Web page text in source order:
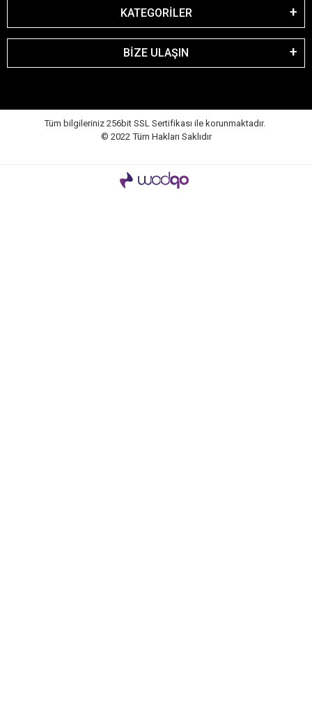
KATEGORİLER
BİZE ULAŞIN
Tüm bilgileriniz 256bit SSL Sertifikası ile korunmaktadır.
© 2022 Tüm Hakları Saklıdır